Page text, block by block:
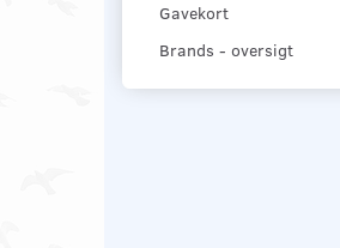
Gavekort
Brands - oversigt